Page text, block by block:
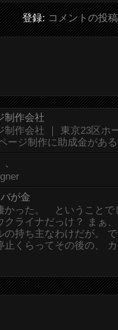
登録:コメントの投
制作会社
制作会社 ｜ 東京23区ホ
ージ制作に助成金があ
が金
かった。 ということで
クライナだっけ？ まぁ
の持ち主なわけだが。
止くらってその後の、